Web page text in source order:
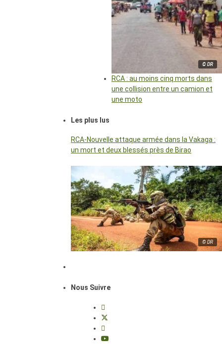
© DR
RCA : au moins cinq morts dans
une collision entre un camion et
une moto
Les plus lus
RCA-Nouvelle attaque armée dans la Vakaga :
un mort et deux blessés près de Birao
© DR
Nous Suivre